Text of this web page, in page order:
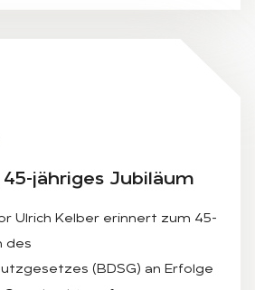
jäh­ri­ges Ju­bi­lä­um
Ulrich Kelber erinnert zum 45-
des
(BDSG) an Erfolge